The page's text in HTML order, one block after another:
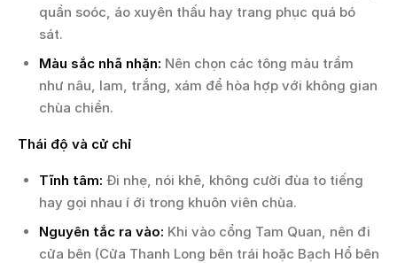
quần soóc, áo xuyên thấu hay trang phục quá bó
sát.
Màu sắc nhã nhặn: Nên chọn các tông màu trầm
như nâu, lam, trắng, xám để hòa hợp với không gian
chùa chiền.
Thái độ và cử chỉ
Tĩnh tâm: Đi nhẹ, nói khẽ, không cười đùa to tiếng
hay gọi nhau í ới trong khuôn viên chùa.
Nguyên tắc ra vào: Khi vào cổng Tam Quan, nên đi
cửa bên (Cửa Thanh Long bên trái hoặc Bạch Hổ bên